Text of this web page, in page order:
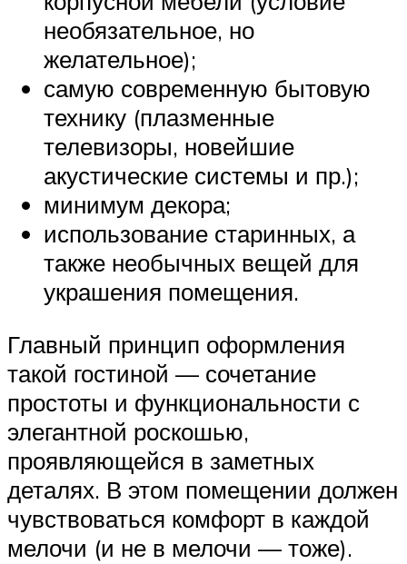
необязательное, но
желательное);
самую современную бытовую
технику (плазменные
телевизоры, новейшие
акустические системы и пр.);
минимум декора;
использование старинных, а
также необычных вещей для
украшения помещения.
Главный принцип оформления
такой гостиной — сочетание
простоты и функциональности с
элегантной роскошью,
проявляющейся в заметных
деталях. В этом помещении должен
чувствоваться комфорт в каждой
мелочи (и не в мелочи — тоже).